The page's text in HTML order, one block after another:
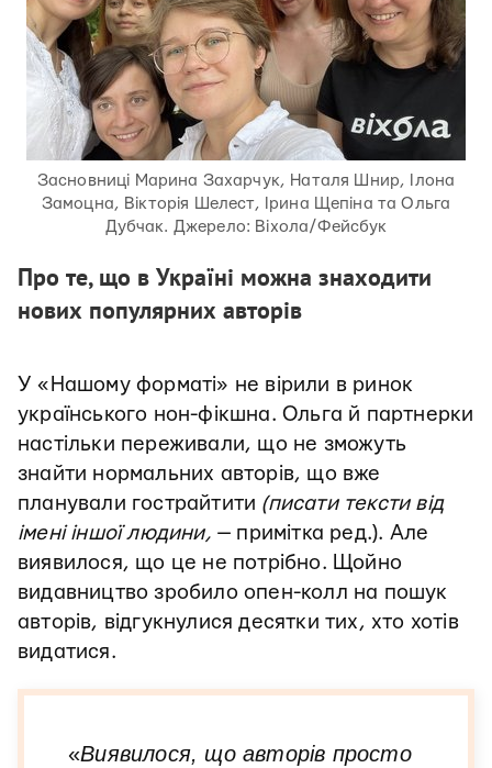
Засновниці Марина Захарчук, Наталя Шнир, Ілона
Замоцна, Вікторія Шелест, Ірина Щепіна та Ольга
Дубчак. Джерело: Віхола/Фейсбук
Про те, що в Україні можна знаходити
нових популярних авторів
У «Нашому форматі» не вірили в ринок
українського нон-фікшна. Ольга й партнерки
настільки переживали, що не зможуть
знайти нормальних авторів, що вже
планували гострайтити (писати тексти від
імені іншої людини, — примітка ред.). Але
виявилося, що це не потрібно. Щойно
видавництво зробило опен-колл на пошук
авторів, відгукнулися десятки тих, хто хотів
видатися.
«Виявилося, що авторів просто